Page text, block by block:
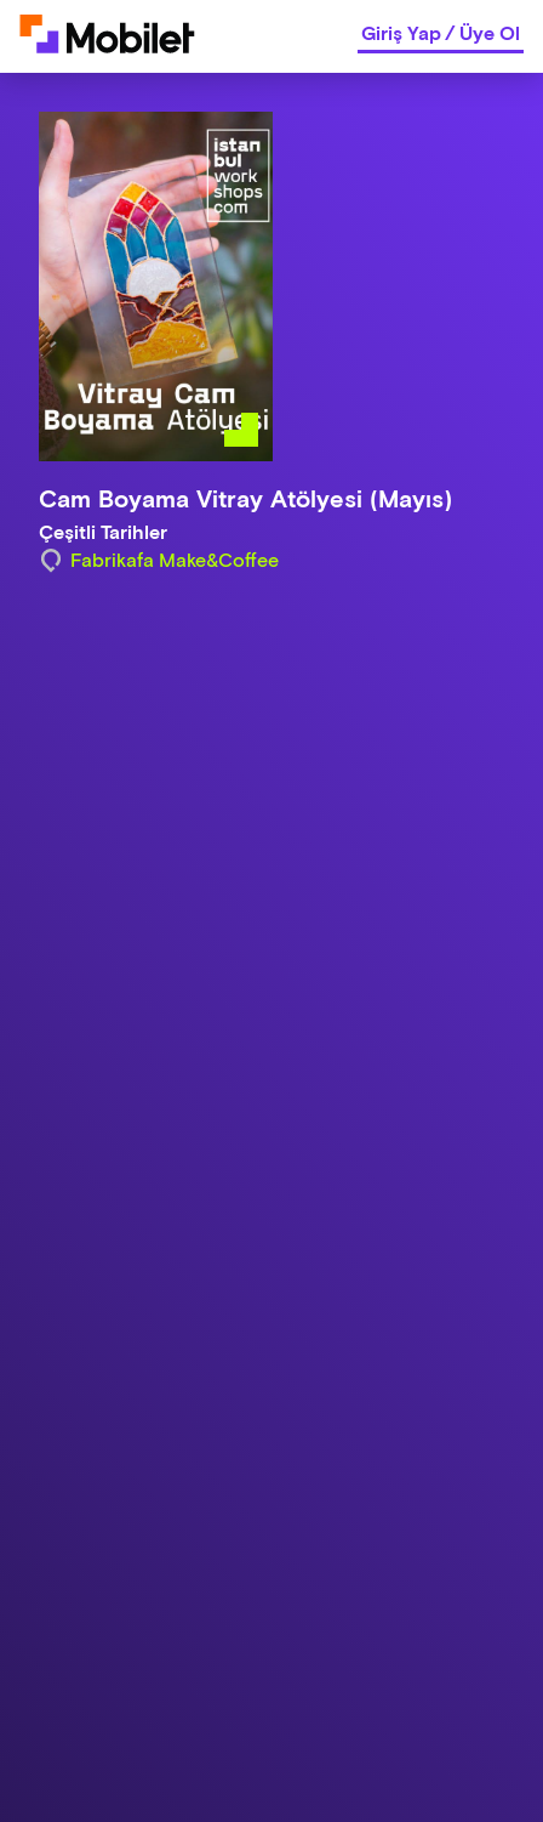
Giriş Yap/Üye Ol
Cam Boyama Vitray Atölyesi (Mayıs)
Çeşitli Tarihler
Fabrikafa Make&Coffee